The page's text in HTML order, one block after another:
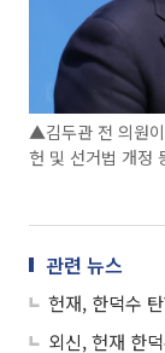
▲김두관 전 의원
헌 및 선거법 개정
관련 뉴스
헌재, 한덕수